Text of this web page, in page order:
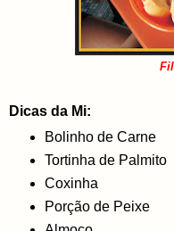
Dicas da Mi:
Bolinho de Carne
Tortinha de Palmito
Coxinha
Porção de Peixe